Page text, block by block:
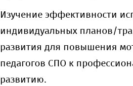
Изучение эффективности
индивидуальных планов/
развития для повышения
педагогов СПО к
развитию.